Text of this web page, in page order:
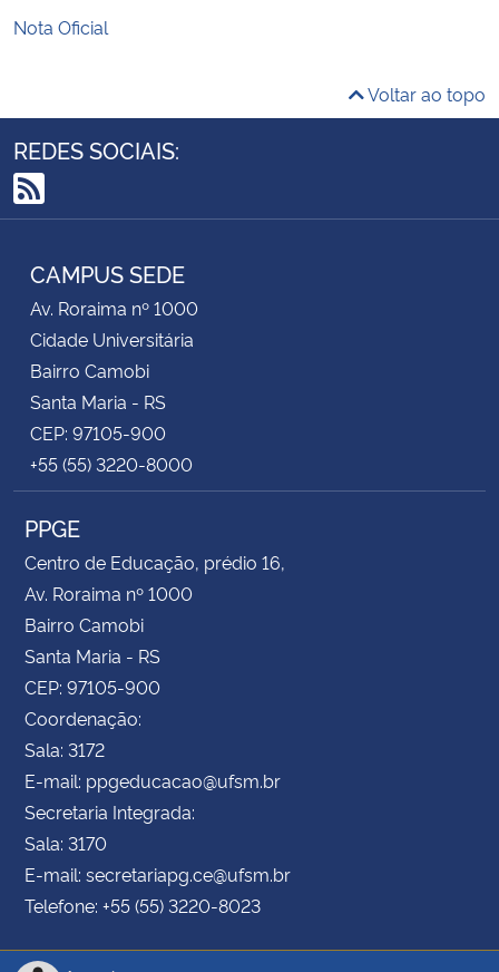
Nota Oficial
Voltar ao topo
REDES SOCIAIS:
RSS
CAMPUS SEDE
Av. Roraima nº 1000
Cidade Universitária
Bairro Camobi
Santa Maria - RS
CEP: 97105-900
+55 (55) 3220-8000
PPGE
Centro de Educação, prédio 16,
Av. Roraima nº 1000
Bairro Camobi
Santa Maria - RS
CEP: 97105-900
Coordenação:
Sala: 3172
E-mail: ppgeducacao@ufsm.br
Secretaria Integrada:
Sala: 3170
E-mail: secretariapg.ce@ufsm.br
Telefone: +55 (55) 3220-8023